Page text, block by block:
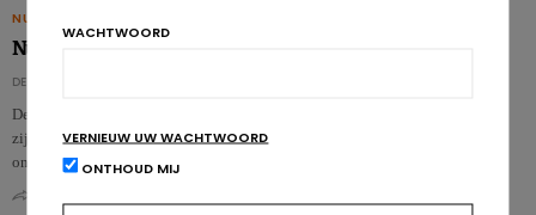
NUTRIGRAPHICS
Nutrigraphics: Hoe wordt de Nutri-Score bepaald?
DE REDACTIE
De Nutri-Score krijgt veel belangstelling, toch is niet iedereen overtuigd van
zijn meerwaarde. Deze kleurcode maakt de balans op tussen de gunstige en
ongu…
WACHTWOORD
VERNIEUW UW WACHTWOORD
ONTHOUD MIJ